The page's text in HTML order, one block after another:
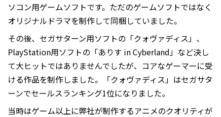
ソコン用ゲームソフトです。ただのゲームソフトではなく
オリジナルドラマを制作して同梱していました。
その後、セガサターン用ソフトの「クォヴァディス」、
PlayStation用ソフトの「ありす in Cyberland」など決し
て大ヒットではありませんでしたが、コアなゲーマーに受
ける作品を制作しました。「クォヴァディス」はセガサタ
ーンでセールスランキング1位になりました。
当時はゲーム以上に弊社が制作するアニメのクオリティが